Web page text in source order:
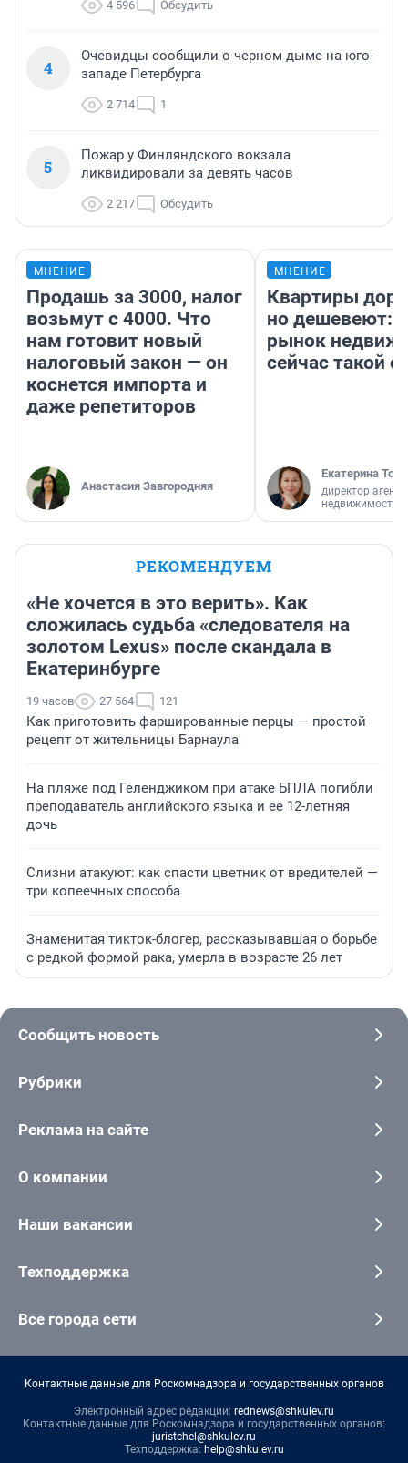
4 596 Обсудить
4
Очевидцы сообщили о черном дыме на юго-
западе Петербурга
2 714 1
5
Пожар у Финляндского вокзала
ликвидировали за девять часов
2 217 Обсудить
МНЕНИЕ
Продашь за 3000, налог
возьмут с 4000. Что
нам готовит новый
налоговый закон — он
коснется импорта и
даже репетиторов
Анастасия Завгородняя
МНЕНИЕ
Квартиры
но дешевеют:
рынок
сейчас такой
Екатерина
директор
недвижимости
РЕКОМЕНДУЕМ
«Не хочется в это верить». Как
сложилась судьба «следователя на
золотом Lexus» после скандала в
Екатеринбурге
19 часов 27 564 121
Как приготовить фаршированные перцы — простой
рецепт от жительницы Барнаула
На пляже под Геленджиком при атаке БПЛА погибли
преподаватель английского языка и ее 12-летняя
дочь
Слизни атакуют: как спасти цветник от вредителей —
три копеечных способа
Знаменитая тикток-блогер, рассказывавшая о борьбе
с редкой формой рака, умерла в возрасте 26 лет
Сообщить новость
Рубрики
Реклама на сайте
О компании
Наши вакансии
Техподдержка
Все города сети
Контактные данные для Роскомнадзора и государственных органов
Электронный адрес редакции: rednews@shkulev.ru
Контактные данные для Роскомнадзора и государственных органов:
juristchel@shkulev.ru
Техподдержка: help@shkulev.ru